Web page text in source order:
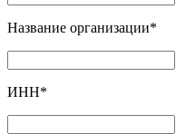
Название организации*
ИНН*